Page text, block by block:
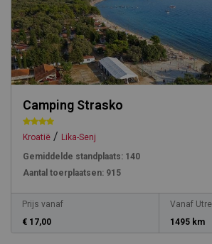
Camping Strasko
Kroatië / Lika-Senj
Gemiddelde standplaats: 140
Aantal toerplaatsen: 915
Prijs vanaf
€ 17,00
Vanaf
1495 km